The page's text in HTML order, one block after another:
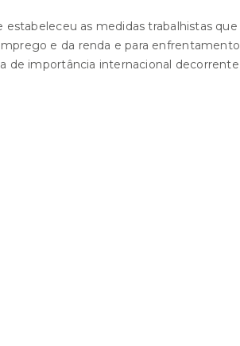
as medidas trabalhistas que
e da renda e para enfrentamento
de importância internacional decorrente